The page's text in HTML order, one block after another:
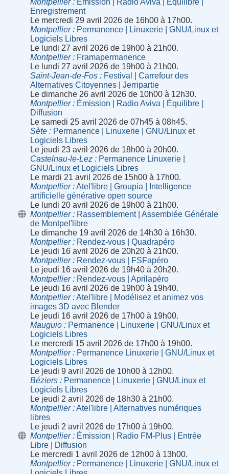
Enregistrement
Le mercredi 29 avril 2026 de 16h00 à 17h00.
Montpellier
Permanence | Linuxerie | GNU/Linux et
Logiciels Libres
Le lundi 27 avril 2026 de 19h00 à 21h00.
Montpellier
Framapermanence
Le lundi 27 avril 2026 de 19h00 à 21h00.
Saint-Jean-de-Fos
Festival | Carrefour des
Alternatives Citoyennes | Jerripartie
Le dimanche 26 avril 2026 de 10h00 à 12h30.
Montpellier
Émission | Radio Aviva | Équilibre |
Diffusion
Le samedi 25 avril 2026 de 07h45 à 08h45.
Sète
Permanence | Linuxerie | GNU/Linux et
Logiciels Libres
Le jeudi 23 avril 2026 de 18h00 à 20h00.
Castelnau-le-Lez
Permanence Linuxerie |
GNU/Linux et Logiciels Libres
Le mardi 21 avril 2026 de 15h00 à 17h00.
Montpellier
Atel'libre | Groupia | Intelligence
artificielle générative open source
Le lundi 20 avril 2026 de 19h00 à 21h00.
Montpellier
Rassemblement | Assemblée Générale
de Montpel'libre
Le dimanche 19 avril 2026 de 14h30 à 16h30.
Montpellier
Rendez-vous | Quadrapéro
Le jeudi 16 avril 2026 de 20h20 à 21h00.
Montpellier
Rendez-vous | FSFapéro
Le jeudi 16 avril 2026 de 19h40 à 20h20.
Montpellier
Rendez-vous | Aprilapéro
Le jeudi 16 avril 2026 de 19h00 à 19h40.
Montpellier
Atel'libre | Modélisez et animez vos
images 3D avec Blender
Le jeudi 16 avril 2026 de 17h00 à 19h00.
Mauguio
Permanence | Linuxerie | GNU/Linux et
Logiciels Libres
Le mercredi 15 avril 2026 de 17h00 à 19h00.
Montpellier
Permanence Linuxerie | GNU/Linux et
Logiciels Libres
Le jeudi 9 avril 2026 de 10h00 à 12h00.
Béziers
Permanence | Linuxerie | GNU/Linux et
Logiciels Libres
Le jeudi 2 avril 2026 de 18h30 à 21h00.
Montpellier
Atel'libre | Alternatives numériques
libres
Le jeudi 2 avril 2026 de 17h00 à 19h00.
Montpellier
Émission | Radio FM-Plus | Entrée
Libre | Diffusion
Le mercredi 1 avril 2026 de 12h00 à 13h00.
Montpellier
Permanence | Linuxerie | GNU/Linux et